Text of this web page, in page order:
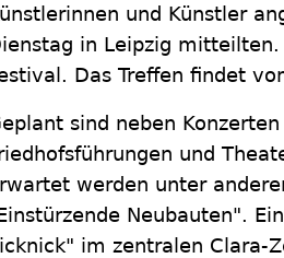
und Künstler
in Leipzig
Das Treffen findet
sind neben
und
werden unter
Neubauten".
im zentralen Clara-